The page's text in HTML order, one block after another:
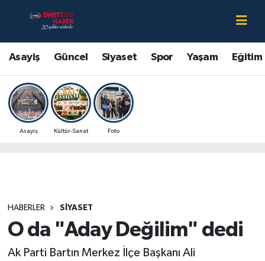
Asayiş Güncel Siyaset Spor Yaşam Eğitim
Asayiş Kültür-Sanat Foto
HABERLER SIYASET
O da "Aday Değilim" dedi
Ak Parti Bartın Merkez İlçe Başkanı Ali
Asayiş
Bartın Hakkında
Çevre
Eğitim
Kültür-Sanat
Magazin
Bartın Nöbetçi Eczaneler
Bartın Hava Durumu
Bartin Namaz Vakitleri
Bartın Trafik Yoğunluk Haritası
Son Dakika Haberleri
Haber Arşivi